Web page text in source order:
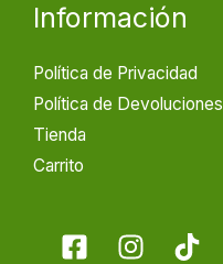
Información
Política de Privacidad
Política de Devoluciones
Tienda
Carrito